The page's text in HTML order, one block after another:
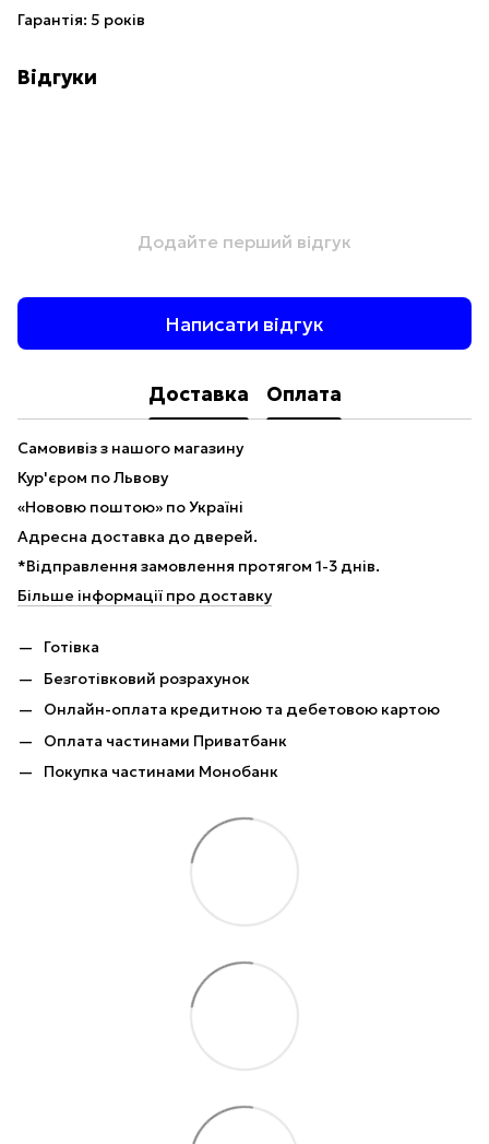
Гарантія: 5 років
Відгуки
Додайте перший відгук
Написати відгук
Доставка Оплата
Самовивіз з нашого магазину
Кур'єром по Львову
«Нововю поштою» по Україні
Адресна доставка до дверей.
*Відправлення замовлення протягом 1-3 днів.
Більше інформації про доставку
Готівка
Безготівковий розрахунок
Онлайн-оплата кредитною та дебетовою картою
Оплата частинами Приватбанк
Покупка частинами Монобанк